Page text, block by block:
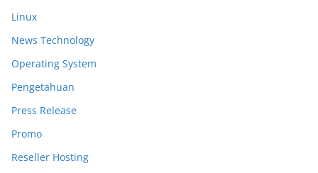
Linux
News Technology
Operating System
Pengetahuan
Press Release
Promo
Reseller Hosting